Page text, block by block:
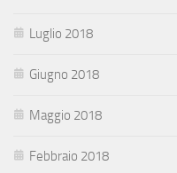
Luglio 2018
Giugno 2018
Maggio 2018
Febbraio 2018